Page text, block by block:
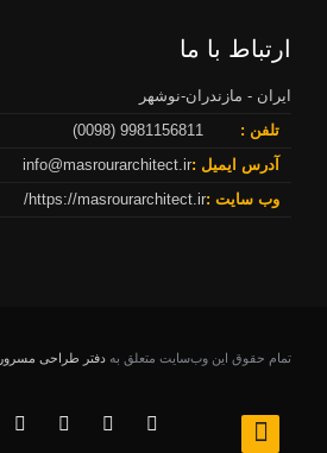
ارتباط با ما
ایران - مازندران-نوشهر
تلفن :
آدرس ایمیل :info@masrourarchitect.ir
وب سایت :https://masrourarchitect.ir/
تمام حقوق اين وب‌سايت متعلق به دفتر طراحی مسرور